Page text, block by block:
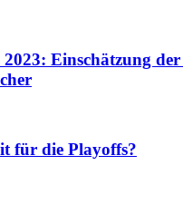
Einschätzung
für die Playoffs?